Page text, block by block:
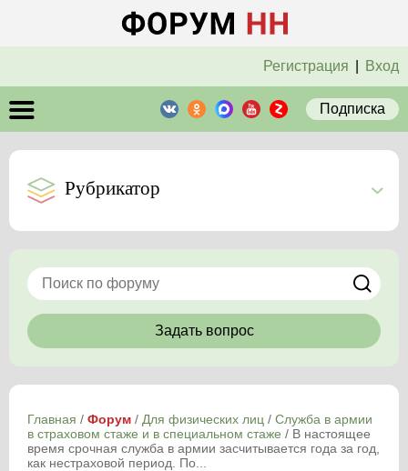
Регистрация Вход
Подписка
Рубрикатор
Задать вопрос
Главная / Форум / Для физических лиц / Служба в армии
в страховом стаже и в специальном стаже / В настоящее
время срочная служба в армии засчитывается года за год,
как нестраховой период. По...